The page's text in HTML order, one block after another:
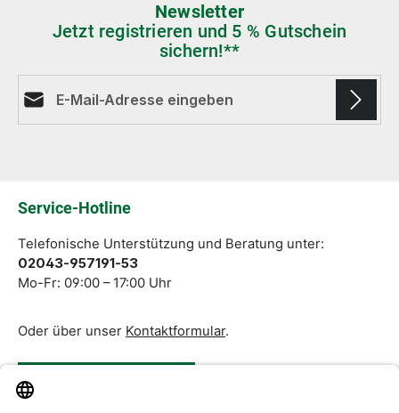
Newsletter
Jetzt registrieren und 5 % Gutschein
sichern!**
Service-Hotline
Telefonische Unterstützung und Beratung unter:
02043-957191-53
Mo-Fr: 09:00 – 17:00 Uhr
Oder über unser Kontaktformular.